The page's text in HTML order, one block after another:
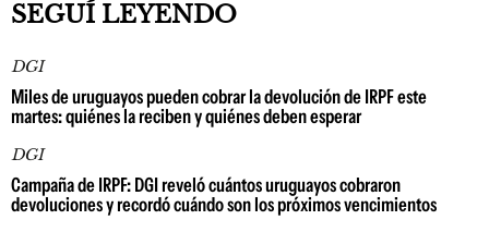
SEGUÍ LEYENDO
DGI
Miles de uruguayos pueden cobrar la devolución de IRPF este
martes: quiénes la reciben y quiénes deben esperar
DGI
Campaña de IRPF: DGI reveló cuántos uruguayos cobraron
devoluciones y recordó cuándo son los próximos vencimientos